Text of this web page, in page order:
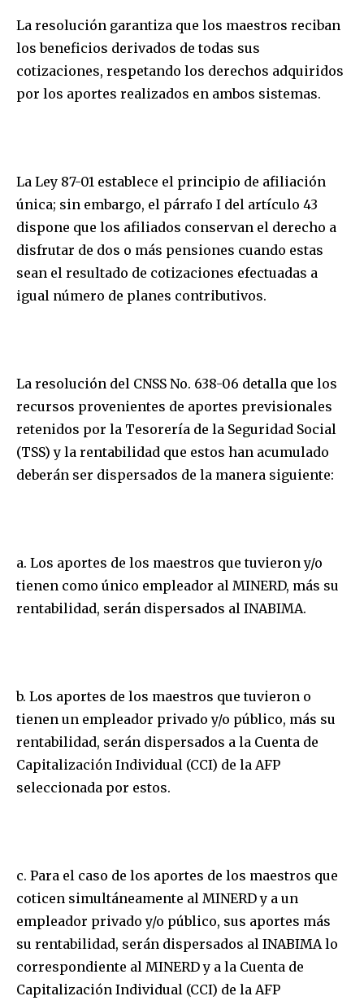
La resolución garantiza que los maestros reciban
los beneficios derivados de todas sus
cotizaciones, respetando los derechos adquiridos
por los aportes realizados en ambos sistemas.
La Ley 87-01 establece el principio de afiliación
única; sin embargo, el párrafo I del artículo 43
dispone que los afiliados conservan el derecho a
disfrutar de dos o más pensiones cuando estas
sean el resultado de cotizaciones efectuadas a
igual número de planes contributivos.
La resolución del CNSS No. 638-06 detalla que los
recursos provenientes de aportes previsionales
retenidos por la Tesorería de la Seguridad Social
(TSS) y la rentabilidad que estos han acumulado
deberán ser dispersados de la manera siguiente:
a. Los aportes de los maestros que tuvieron y/o
tienen como único empleador al MINERD, más su
rentabilidad, serán dispersados al INABIMA.
b. Los aportes de los maestros que tuvieron o
tienen un empleador privado y/o público, más su
rentabilidad, serán dispersados a la Cuenta de
Capitalización Individual (CCI) de la AFP
seleccionada por estos.
c. Para el caso de los aportes de los maestros que
coticen simultáneamente al MINERD y a un
empleador privado y/o público, sus aportes más
su rentabilidad, serán dispersados al INABIMA lo
correspondiente al MINERD y a la Cuenta de
Capitalización Individual (CCI) de la AFP